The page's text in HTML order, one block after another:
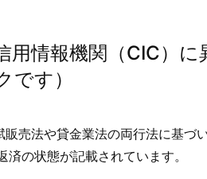
用情報機関（CIC）
です）
販売法や貸金業法の両行法に基づ
済の状態が記載されています。